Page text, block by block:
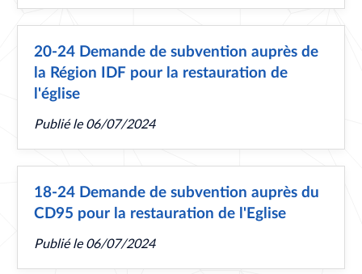
20-24 Demande de subvention auprès de
la Région IDF pour la restauration de
l'église
Publié le06/07/2024
18-24 Demande de subvention auprès du
CD95 pour la restauration de l'Eglise
Publié le06/07/2024